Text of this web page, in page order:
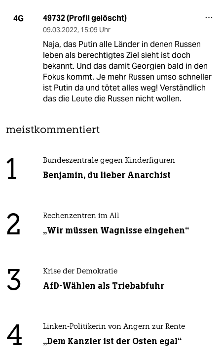
4G 49732 (Profil gelöscht)
09.03.2022, 15:09 Uhr
Naja, das Putin alle Länder in denen Russen
leben als berechtigtes Ziel sieht ist doch
bekannt. Und das damit Georgien bald in den
Fokus kommt. Je mehr Russen umso schneller
ist Putin da und tötet alles weg! Verständlich
das die Leute die Russen nicht wollen.
meistkommentiert
1 Bundeszentrale gegen Kinderfiguren
Benjamin, du lieber Anarchist
2 Rechenzentren im All
„Wir müssen Wagnisse eingehen“
3 Krise der Demokratie
AfD-Wählen als Triebabfuhr
4 Linken-Politikerin von Angern zur Rente
„Dem Kanzler ist der Osten egal“